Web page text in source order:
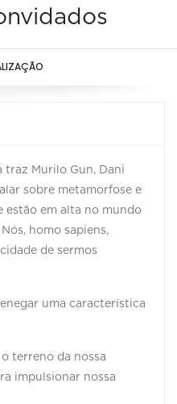
traz Murilo Gun, Dani
sobre metamorfose e
estão em alta no mundo
homo sapiens,
de sermos
uma característica
terreno da nossa
impulsionar nossa